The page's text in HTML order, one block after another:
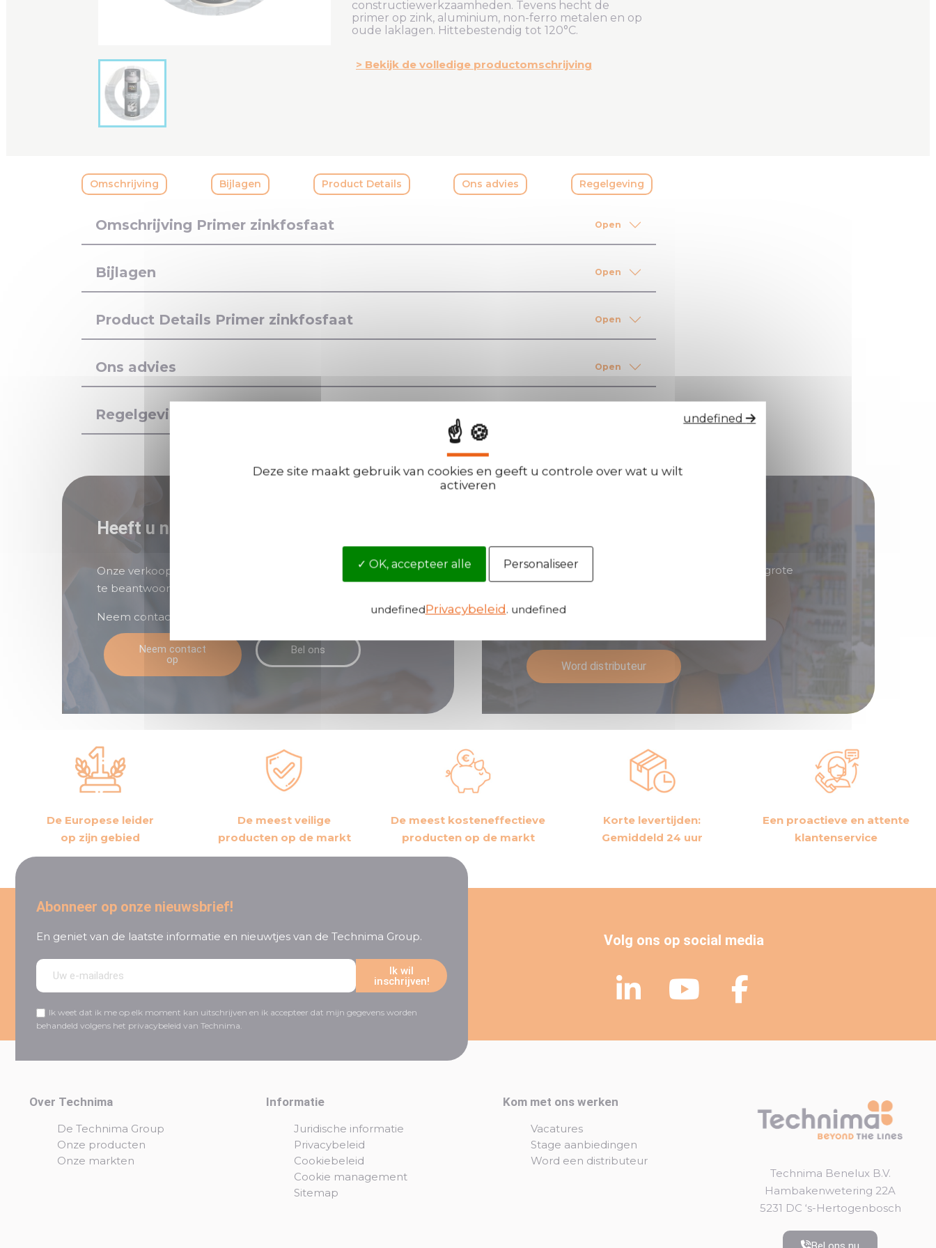
constructiewerkzaamheden. Tevens hecht de
primer op zink, aluminium, non-ferro metalen en op
oude laklagen. Hittebestendig tot 120°C.
Bekijk de volledige productomschrijving
Omschrijving Bijlagen Product Details Ons advies Regelgeving
Omschrijving Primer zinkfosfaat
Bijlagen
Product Details Primer zinkfosfaat
Ons advies
Regelgeving, gezondheid en veiligheid
Heeft u nog vragen?
Onze verkoopteams staan voor u klaar om al uw vragen
te beantwoorden.
Neem contact met ons op als u hulp nodig heeft!
Neem contact
op
Bel ons
U bent geïnteresseerd in producten met een grote
genereren?
Word distributeur
De Europese leider
op zijn gebied
De meest veilige
producten op de markt
De meest kosteneffectieve
producten op de markt
Korte levertijden:
Gemiddeld 24 uur
Een proactieve en attente
klantenservice
Abonneer op onze nieuwsbrief!
En geniet van de laatste informatie en nieuwtjes van de Technima Group.
Ik wil
inschrijven!
Ik weet dat ik me op elk moment kan uitschrijven en ik accepteer dat mijn gegevens worden
behandeld volgens het privacybeleid van Technima.
Volg ons op social media
Over Technima
De Technima Group
Onze producten
Onze markten
Informatie
Juridische informatie
Privacybeleid
Cookiebeleid
Cookie management
Sitemap
Kom met ons werken
Vacatures
Stage aanbiedingen
Word een distributeur
Technima Benelux B.V.
Hambakenwetering 22A
5231 DC ‘s-Hertogenbosch
☝ 🍪
Deze site maakt gebruik van cookies en geeft u controle over wat u wilt
activeren
OK, accepteer alle Personaliseer
undefined
undefinedPrivacybeleid. undefined